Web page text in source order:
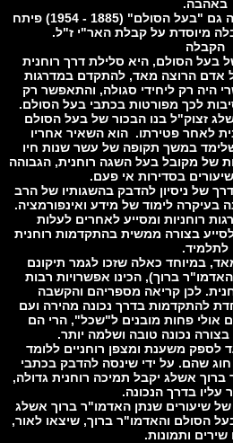
ר' יהודה ליב הלוי אשלג המכונה גם "בעל הסולם" (1885 - 1954) פיתח
מיוסדת על קבלת האר"י ז"ל.
הסולם, היא סלילת דרך רוחנית
הרוצה מאד, להתקדם במדרגות
רק ליחידי סגולה, והתאפשר רק
לכך מפורטות בכתבי בעל הסולם.
בנו הבכור של בעל הסולם
לאחר פטירתו. הוא השאיר אחריו
במשך תקופה של עשר שנות חיו
מקובל בעל השגה רוחנית, הגבוהה
בסדירות אי פעם.
ניסיון להדבק בהשגותיו של הרב
לימוד של מידע ואינפורמציה.
רוחניות ומסייע לאחרים לעלות
בצורה ממשית בהתקדמות רוחנית
במיוחד כאלה שזכו לגמר תיקונם
ברוך), הכינו אפשרויות רבות
לכן קריאה מספריהם והקשבה
להתקדמות בדרך נכונה מהירה ועם
פחות מובנים ל"שכל", הרי הם
נכונה טובה ושלמה יותר.
משענת ומצפן רוחניים ללומד
שהם. על ידי שינסה להדבק בכתבי
אשלג יקבל תמיכה רוחנית גדולה,
בדרך הנכונה.
שנתן האדמו"ר ברוך אשלג
והאדמו"ר ברוך, שיצאו לאור,
ותמונות.